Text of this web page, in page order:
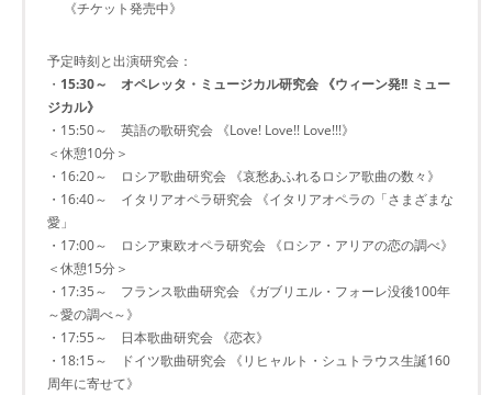
《チケット発売中》
予定時刻と出演研究会：
・ 15:30～ オペレッタ・ミュージカル研究会 《ウィーン発!! ミュー
ジカル》
・15:50～ 英語の歌研究会 《Love! Love!! Love!!!》
＜休憩10分＞
・16:20～ ロシア歌曲研究会 《哀愁あふれるロシア歌曲の数々》
・16:40～ イタリアオペラ研究会 《イタリアオペラの「さまざまな
愛」
・17:00～ ロシア東欧オペラ研究会 《ロシア・アリアの恋の調べ》
＜休憩15分＞
・17:35～ フランス歌曲研究会 《ガブリエル・フォーレ没後100年
～愛の調べ～》
・17:55～ 日本歌曲研究会 《恋衣》
・18:15～ ドイツ歌曲研究会 《リヒャルト・シュトラウス生誕160
周年に寄せて》